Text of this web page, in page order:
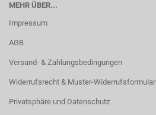
MEHR ÜBER...
Impressum
AGB
Versand- & Zahlungsbedingungen
Widerrufsrecht & Muster-Widerrufsformular
Privatsphäre und Datenschutz